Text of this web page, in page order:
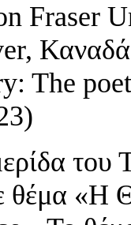
Fraser
The
του
«Η